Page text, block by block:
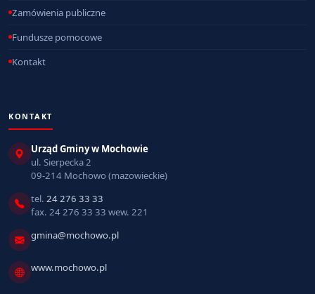
Zamówienia publiczne
Fundusze pomocowe
Kontakt
KONTAKT
Urząd Gminy w Mochowie
ul. Sierpecka 2
09-214 Mochowo (mazowieckie)
tel. 24 276 33 33
fax. 24 276 33 33 wew. 221
gmina@mochowo.pl
www.mochowo.pl